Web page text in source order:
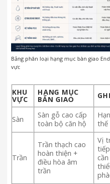
Bảng phân loại hạng mục bàn giao
vực
KHU
VỰC
HẠNG MỤC
BÀN GIAO
Sàn
Sàn gỗ cao cấp
toàn bộ căn hộ
thế
Trần
Trần thạch cao
hoàn thiện +
điều hòa âm
trần
Vị